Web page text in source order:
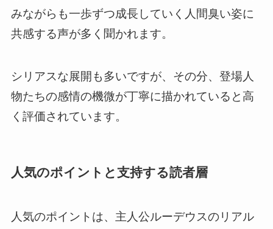
みながらも一歩ずつ成長していく人間臭い姿に
共感する声が多く聞かれます。
シリアスな展開も多いですが、その分、登場人
物たちの感情の機微が丁寧に描かれていると高
く評価されています。
人気のポイントと支持する読者層
人気のポイントは、主人公ルーデウスのリアル